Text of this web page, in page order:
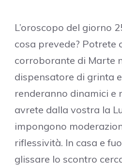
L’oroscopo del giorno
cosa prevede? Potrete
corroborante di Marte
dispensatore di grinta
renderanno dinamici e
avrete dalla vostra la
impongono
riflessività. In casa e
glissare lo scontro